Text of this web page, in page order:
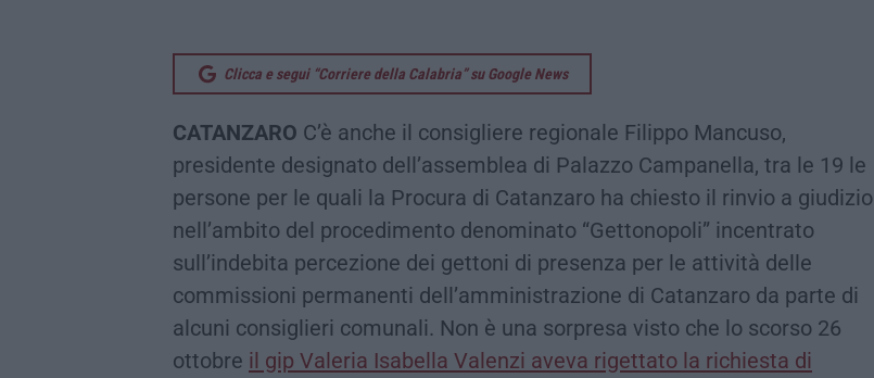
Clicca e segui “Corriere della Calabria” su Google News
CATANZARO C’è anche il consigliere regionale Filippo Mancuso,
presidente designato dell’assemblea di Palazzo Campanella, tra le 19 le
persone per le quali la Procura di Catanzaro ha chiesto il rinvio a giudizio
nell’ambito del procedimento denominato “Gettonopoli” incentrato
sull’indebita percezione dei gettoni di presenza per le attività delle
commissioni permanenti dell’amministrazione di Catanzaro da parte di
alcuni consiglieri comunali. Non è una sorpresa visto che lo scorso 26
ottobre il gip Valeria Isabella Valenzi aveva rigettato la richiesta di